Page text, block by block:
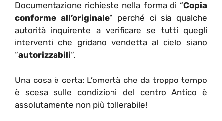
Documentazione richieste nella forma di “Copia
conforme all’originale” perché ci sia qualche
autorità inquirente a verificare se tutti quegli
interventi che gridano vendetta al cielo siano
“autorizzabili“.
Una cosa è certa: L’omertà che da troppo tempo
è scesa sulle condizioni del centro Antico è
assolutamente non più tollerabile!